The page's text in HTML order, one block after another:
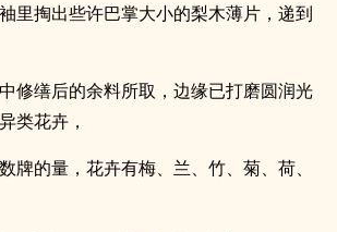
里掏出些许巴掌大小的梨木薄片，递到
修缮后的余料所取，边缘已打磨圆润光
类花卉，
牌的量，花卉有梅、兰、竹、菊、荷、